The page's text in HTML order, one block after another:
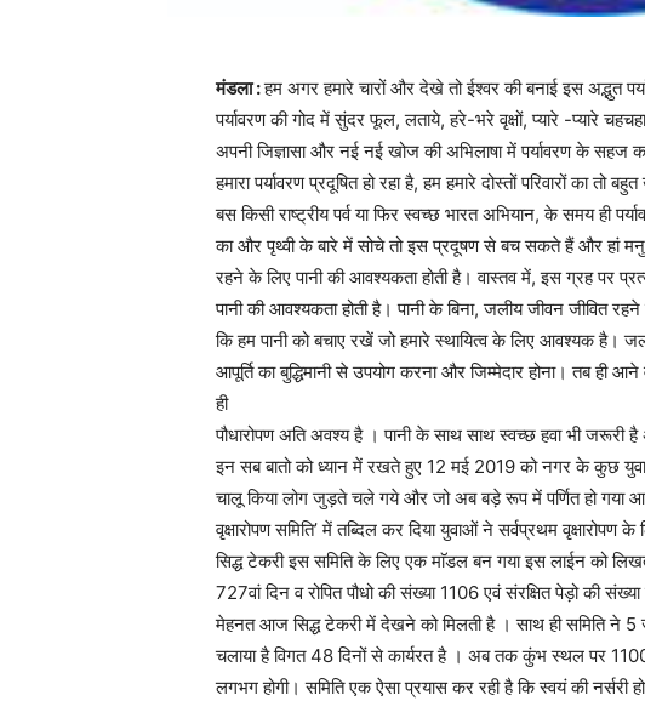
मंडला :हम अगर हमारे चारों और देखे तो ईश्वर की बनाई इस अद्भुत
पर्यावरण की गोद में सुंदर फूल, लताये, हरे-भरे वृक्षों, प्यारे -प्यारे
अपनी जिज्ञासा और नई नई खोज की अभिलाषा में पर्यावरण के सहज
हमारा पर्यावरण प्रदूषित हो रहा है, हम हमारे दोस्तों परिवारों का
बस किसी राष्ट्रीय पर्व या फिर स्वच्छ भारत अभियान, के समय ही
का और पृथ्वी के बारे में सोचे तो इस प्रदूषण से बच सकते हैं और हां
रहने के लिए पानी की आवश्यकता होती है। वास्तव में, इस ग्रह पर
पानी की आवश्यकता होती है। पानी के बिना, जलीय जीवन जीवित
कि हम पानी को बचाए रखें जो हमारे स्थायित्व के लिए आवश्यक है।
आपूर्ति का बुद्धिमानी से उपयोग करना और जिम्मेदार होना। तब ही आने
ही
पौधारोपण अति अवश्य है । पानी के साथ साथ स्वच्छ हवा भी जरूरी
इन सब बातो को ध्यान में रखते हुए 12 मई 2019 को नगर के कुछ
चालू किया लोग जुड़ते चले गये और जो अब बड़े रूप में पर्णित हो
वृक्षारोपण समिति’ में तब्दिल कर दिया युवाओं ने सर्वप्रथम वृक्षारोपण
सिद्ध टेकरी इस समिति के लिए एक माॅडल बन गया इस लाईन को
727वां दिन व रोपित पौधो की संख्या 1106 एवं संरक्षित पेड़ो की
मेहनत आज सिद्ध टेकरी में देखने को मिलती है । साथ ही समिति
चलाया है विगत 48 दिनों से कार्यरत है । अब तक कुंभ स्थल पर
लगभग होगी। समिति एक ऐसा प्रयास कर रही है कि स्वयं की नर्सरी